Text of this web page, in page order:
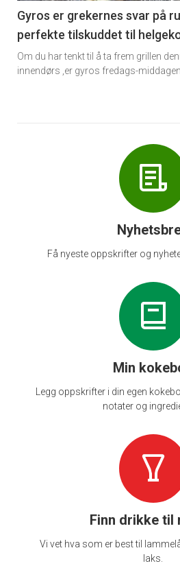
6
Gyros er grekernes svar på
perfekte tilskuddet til
Om du har tenkt til å ta frem grillen
innendørs ,er gyros fredags-
Få nyeste oppskrifter og
Min
Legg oppskrifter i din egen
notater og
Finn drikke til
Vi vet hva som er best til
laks.